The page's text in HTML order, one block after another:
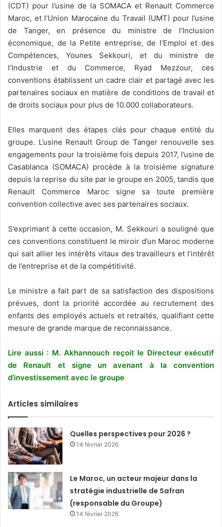
(CDT) pour l’usine de la SOMACA et Renault Commerce
Maroc, et l’Union Marocaine du Travail (UMT) pour l’usine
de Tanger, en présence du ministre de l’Inclusion
économique, de la Petite entreprise, de l’Emploi et des
Compétences, Younes Sekkouri, et du ministre de
l’Industrie et du Commerce, Ryad Mezzour, ces
conventions établissent un cadre clair et partagé avec les
partenaires sociaux en matière de conditions de travail et
de droits sociaux pour plus de 10.000 collaborateurs.
Elles marquent des étapes clés pour chaque entité du
groupe. L’usine Renault Group de Tanger renouvelle ses
engagements pour la troisième fois depuis 2017, l’usine de
Casablanca (SOMACA) procède à la troisième signature
depuis la reprise du site par le groupe en 2005, tandis que
Renault Commerce Maroc signe sa toute première
convention collective avec ses partenaires sociaux.
S’exprimant à cette occasion, M. Sekkouri a souligné que
ces conventions constituent le miroir d’un Maroc moderne
qui sait allier les intérêts vitaux des travailleurs et l’intérêt
de l’entreprise et de la compétitivité.
Le ministre a fait part de sa satisfaction des dispositions
prévues, dont la priorité accordée au recrutement des
enfants des employés actuels et retraités, qualifiant cette
mesure de grande marque de reconnaissance.
Lire aussi : M. Akhannouch reçoit le Directeur exécutif
de Renault et signe un avenant à la convention
d’investissement avec le groupe
Articles similaires
Quelles perspectives pour 2026 ?
14 février 2026
Le Maroc, un acteur majeur dans la
stratégie industrielle de Safran
(responsable du Groupe)
14 février 2026